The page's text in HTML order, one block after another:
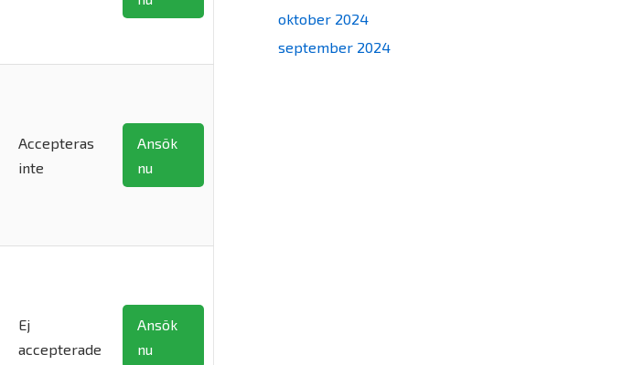
Accepteras
inte
Ansök
nu
Ej
accepterade
Ansök
nu
oktober 2024
september 2024